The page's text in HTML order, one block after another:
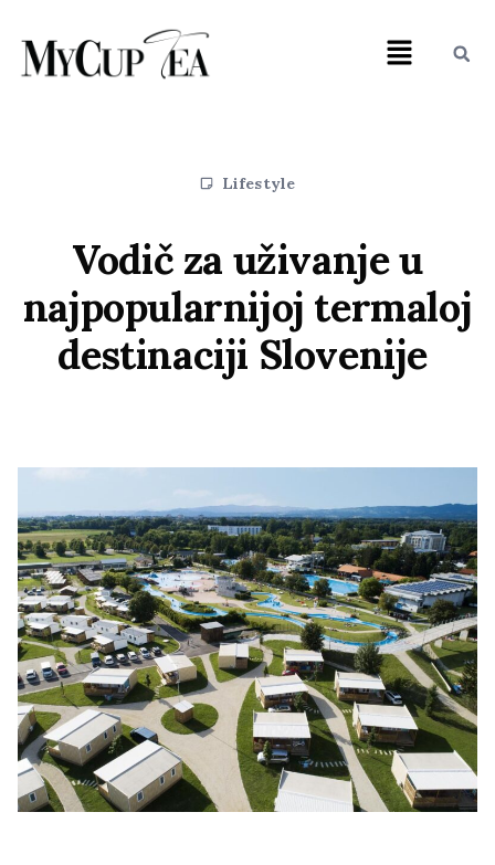
Lifestyle
Vodič za uživanje u
najpopularnijoj termaloj
destinaciji Slovenije